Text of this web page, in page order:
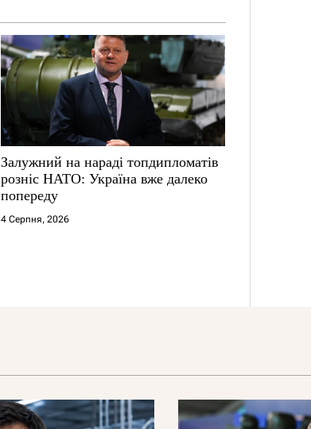
Залужний на нараді топдипломатів
розніс НАТО: Україна вже далеко
попереду
4 Серпня, 2026